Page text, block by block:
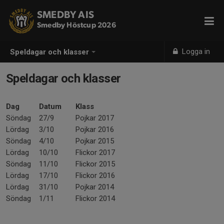
Speldagar och klasser Logga in
SMEDBY AIS
Smedby Höstcup 2026
Speldagar och klasser
Dag Datum
Klass
Söndag
27/9
Pojkar 2017
Lördag
3/10
Pojkar 2016
Söndag
4/10
Pojkar 2015
Lördag
10/10
Flickor 2017
Söndag
11/10
Flickor 2015
Lördag
17/10
Flickor 2016
Lördag
31/10
Pojkar 2014
Söndag
1/11 Flickor 2014